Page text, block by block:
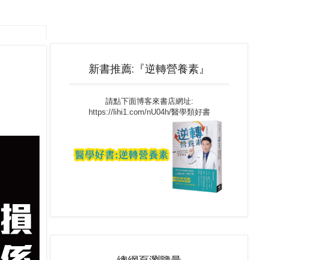
新書推薦:『逆轉營養素』
請點下面博客來書店網址:
https://lihi1.com/nU04h/醫學類好書